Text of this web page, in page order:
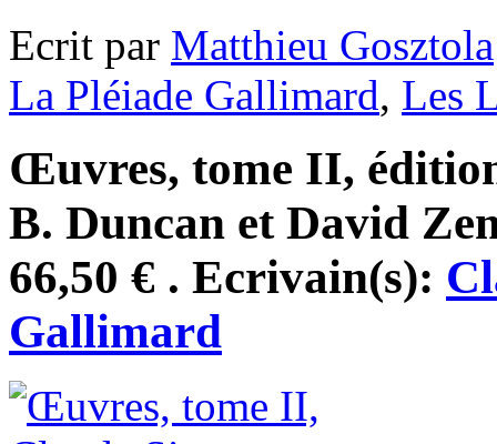
Ecrit par Matthieu Gosztola
La Pléiade Gallimard, Les
Œuvres, tome II,
B. Duncan et David
66,50 € . Ecrivain(s):
Gallimard